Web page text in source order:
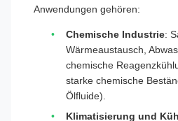
Anwendungen gehören:
Chemische Industrie:
Wärmeaustausch,
chemische
starke chemische
Ölfluide).
Klimatisierung und